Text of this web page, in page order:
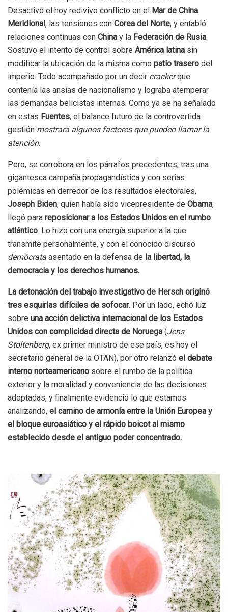
Desactivó el hoy redivivo conflicto en el Mar de China
Meridional, las tensiones con Corea del Norte, y entabló
relaciones continuas con China y la Federación de Rusia.
Sostuvo el intento de control sobre América latina sin
modificar la ubicación de la misma como patio trasero del
imperio. Todo acompañado por un decir crackerque
contenía las ansias de nacionalismo y lograba atemperar
las demandas belicistas internas. Como ya se ha señalado
en estas Fuentes, el balance futuro de la controvertida
gestión mostrará algunos factores que pueden llamar la
atención.
Pero, se corrobora en los párrafos precedentes, tras una
gigantesca campaña propagandística y con serias
polémicas en derredor de los resultados electorales,
Joseph Biden, quien había sido vicepresidente de Obama,
llegó para reposicionar a los Estados Unidos en el rumbo
atlántico. Lo hizo con una energía superior a la que
transmite personalmente, y con el conocido discurso
demócrata asentado en la defensa de la libertad, la
democracia y los derechos humanos.
La detonación del trabajo investigativo de Hersch originó
tres esquirlas difíciles de sofocar. Por un lado, echó luz
sobre una acción delictiva internacional de los Estados
Unidos con complicidad directa de Noruega (Jens
Stoltenberg, ex primer ministro de ese país, es hoy el
secretario general de la OTAN), por otro relanzó el debate
interno norteamericano sobre el rumbo de la política
exterior y la moralidad y conveniencia de las decisiones
adoptadas, y finalmente evidenció lo que estamos
analizando, el camino de armonía entre la Unión Europea y
el bloque euroasiático y el rápido boicot al mismo
establecido desde el antiguo poder concentrado.